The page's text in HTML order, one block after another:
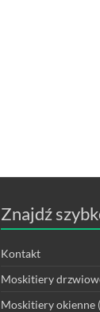
Znajdź
Kontakt
Moskitiery
Moskitiery okienne